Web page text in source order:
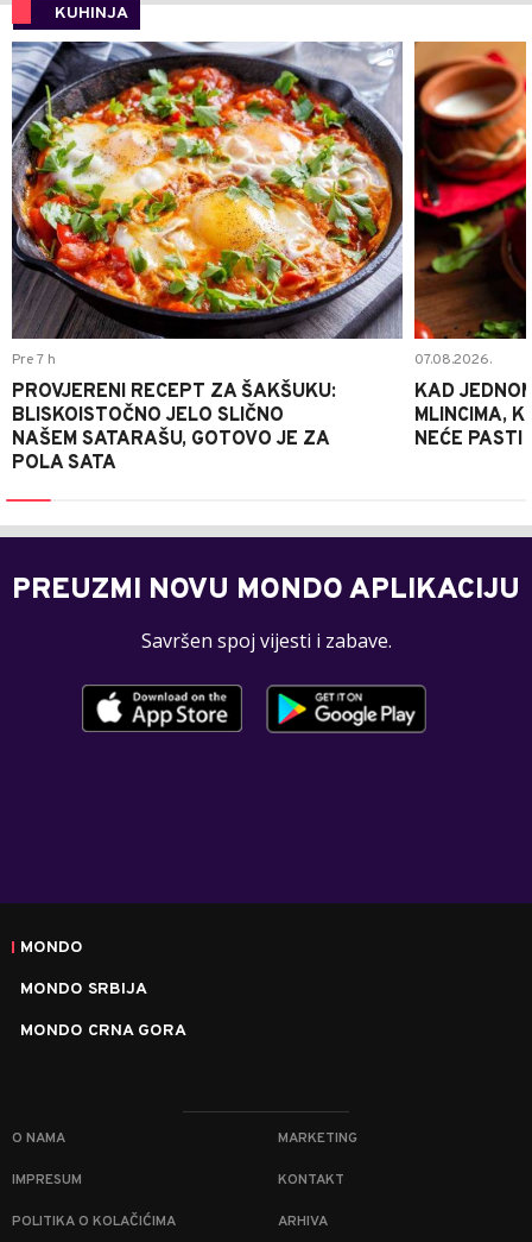
KUHINJA
0
Pre 7 h
PROVJERENI RECEPT ZA ŠAKŠUKU:
BLISKOISTOČNO JELO SLIČNO
NAŠEM SATARAŠU, GOTOVO JE ZA
POLA SATA
07.08.2026.
KAD
MLINCIMA,
NEĆE PASTI
PREUZMI NOVU MONDO APLIKACIJU
Savršen spoj vijesti i zabave.
MONDO
MONDO SRBIJA
MONDO CRNA GORA
O NAMA MARKETING
IMPRESUM KONTAKT
POLITIKA O KOLAČIĆIMA ARHIVA